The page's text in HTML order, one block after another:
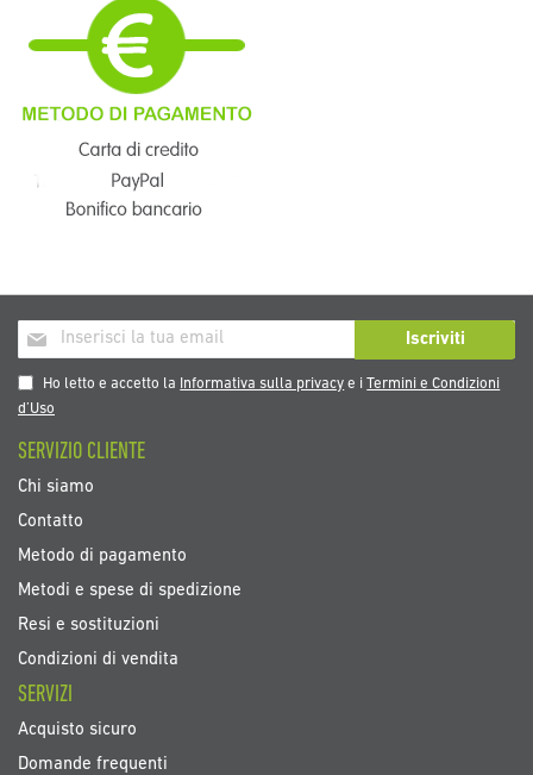
Iscriviti
alla
nostra
Newsletter:
Iscriviti
Ho letto e accetto la Informativa sulla privacy e iTermini e Condizioni
d’Uso
SERVIZIO CLIENTE
Chi siamo
Contatto
Metodo di pagamento
Metodi e spese di spedizione
Resi e sostituzioni
Condizioni di vendita
SERVIZI
Acquisto sicuro
Domande frequenti